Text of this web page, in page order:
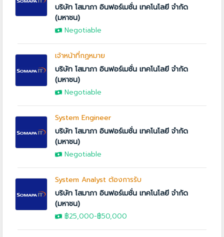
บริษัท โสมาภา อินฟอร์เมชั่น เทคโนโลยี จำกัด
(มหาชน)
Negotiable
เจ้าหน้าที่กฏหมาย
บริษัท โสมาภา อินฟอร์เมชั่น เทคโนโลยี จำกัด
(มหาชน)
Negotiable
System Engineer
บริษัท โสมาภา อินฟอร์เมชั่น เทคโนโลยี จำกัด
(มหาชน)
Negotiable
System Analyst ต้องการรับ
บริษัท โสมาภา อินฟอร์เมชั่น เทคโนโลยี จำกัด
(มหาชน)
฿25,000-฿50,000